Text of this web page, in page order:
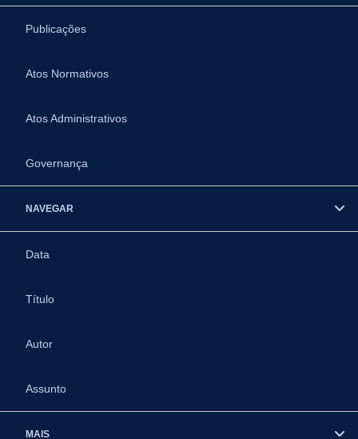
Publicações
Atos Normativos
Atos Administrativos
Governança
NAVEGAR
Data
Título
Autor
Assunto
MAIS